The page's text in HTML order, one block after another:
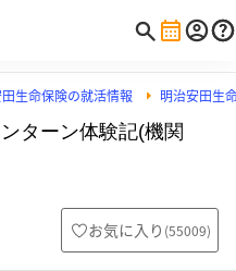
生命保険の就活情報 明治安田生
ターン体験記(機関
お気に入り (55009)